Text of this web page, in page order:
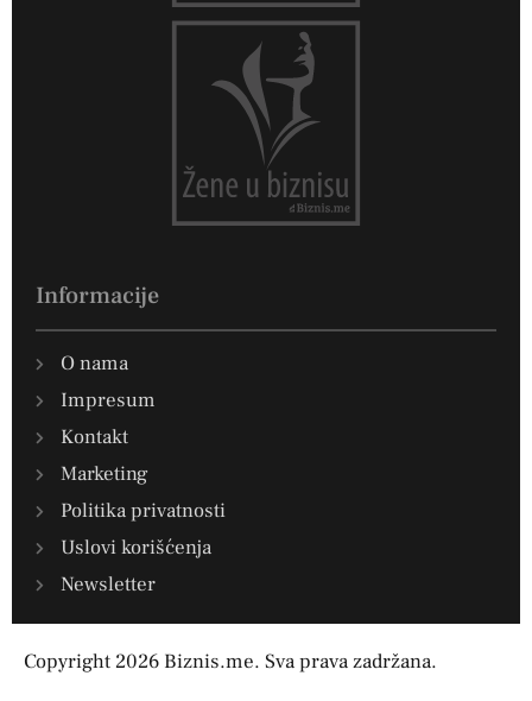
Informacije
O nama
Impresum
Kontakt
Marketing
Politika privatnosti
Uslovi korišćenja
Newsletter
Copyright 2026 Biznis.me. Sva prava zadržana.